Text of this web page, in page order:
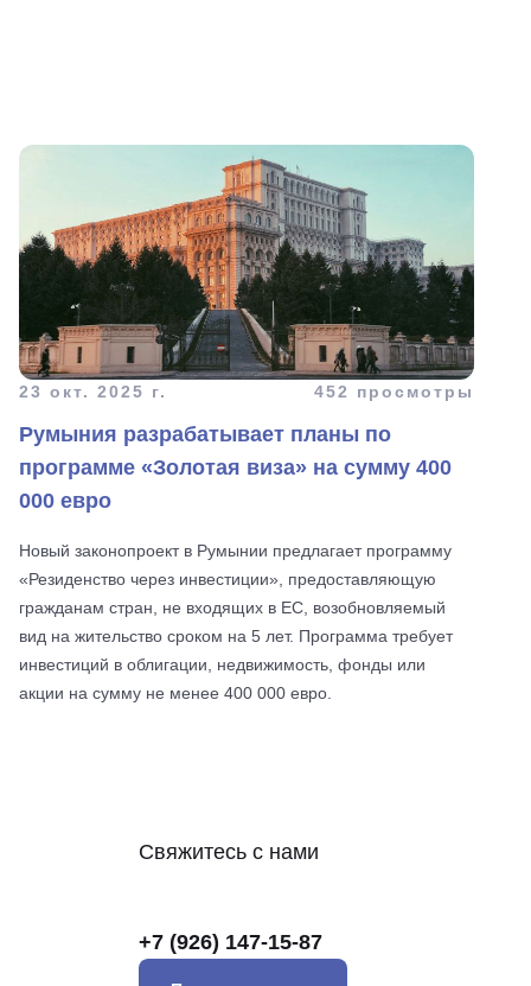
23 окт. 2025 г. 452 просмотры
Румыния разрабатывает планы по
программе «Золотая виза» на сумму 400
000 евро
Новый законопроект в Румынии предлагает программу
«Резиденство через инвестиции», предоставляющую
гражданам стран, не входящих в ЕС, возобновляемый
вид на жительство сроком на 5 лет. Программа требует
инвестиций в облигации, недвижимость, фонды или
акции на сумму не менее 400 000 евро.
Свяжитесь с нами
+7 (926) 147-15-87